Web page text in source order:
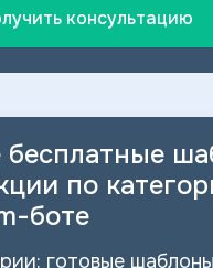
консультацию
бесплатные
по
боте
готовые шаблоны